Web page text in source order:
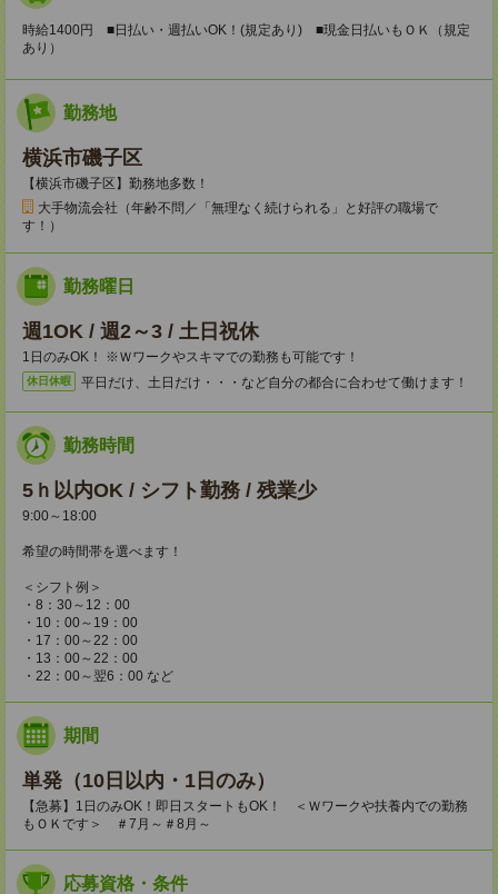
時給1400円 ■日払い・週払いOK！(規定あり) ■現金日払いもＯＫ（規定
あり）
勤務地
横浜市磯子区
【横浜市磯子区】勤務地多数！
大手物流会社（年齢不問／「無理なく続けられる」と好評の職場で
す！）
勤務曜日
週1OK / 週2～3 / 土日祝休
1日のみOK！ ※Ｗワークやスキマでの勤務も可能です！
休日休暇 平日だけ、土日だけ・・・など自分の都合に合わせて働けます！
勤務時間
5ｈ以内OK / シフト勤務 / 残業少
9:00～18:00
希望の時間帯を選べます！
＜シフト例＞
・8：30～12：00
・10：00～19：00
・17：00～22：00
・13：00～22：00
・22：00～翌6：00 など
期間
単発（10日以内・1日のみ）
【急募】1日のみOK！即日スタートもOK！ ＜Ｗワークや扶養内での勤務
もＯＫです＞ ＃7月～＃8月～
応募資格・条件